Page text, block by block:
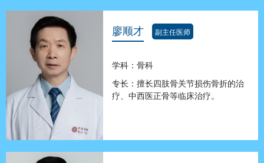
廖顺才 副主任医师
学科：骨科
专长：擅长四肢骨关节损伤骨折的治
疗、中西医正骨等临床治疗。